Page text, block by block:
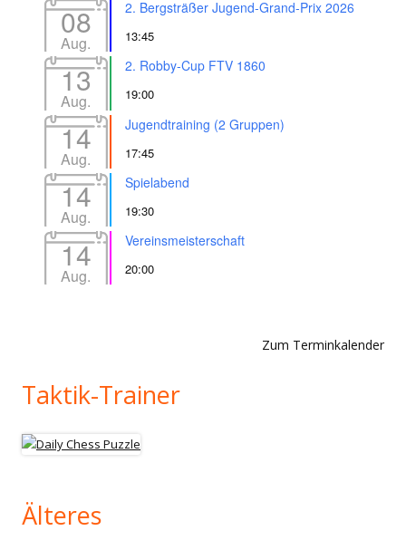
08
Aug.
2. Bergsträßer Jugend-Grand-Prix 2026
13:45
13
Aug.
2. Robby-Cup FTV 1860
19:00
14
Aug.
Jugendtraining (2 Gruppen)
17:45
14
Aug.
Spielabend
19:30
14
Aug.
Vereinsmeisterschaft
20:00
Zum Terminkalender
Taktik-Trainer
Älteres